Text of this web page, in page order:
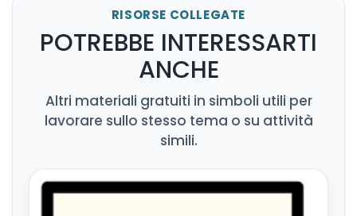
RISORSE COLLEGATE
POTREBBE INTERESSARTI
ANCHE
Altri materiali gratuiti in simboli utili per
lavorare sullo stesso tema o su attività
simili.